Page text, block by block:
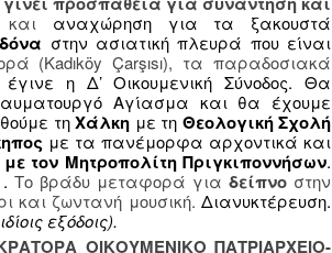
και αναχώρηση για τα ξακουστά
στην ασιατική πλευρά που είναι
(Kadıköy Çarşısı), τα παραδοσιακά
έγινε η Δ’ Οικουμενική Σύνοδος. Θα
Αγίασμα και θα έχουμε
τηΧάλκη με τη Θεολογική Σχολή
με τα πανέμορφα αρχοντικά και
τον Μητροπολίτη Πριγκιποννήσων.
.Το βράδυ μεταφορά γιαδείπνο στην
και ζωντανή μουσική.Διανυκτέρευση.
εξόδοις).
ΟΙΚΟΥΜΕΝΙΚΟ ΠΑΤΡΙΑΡΧΕΙΟ-